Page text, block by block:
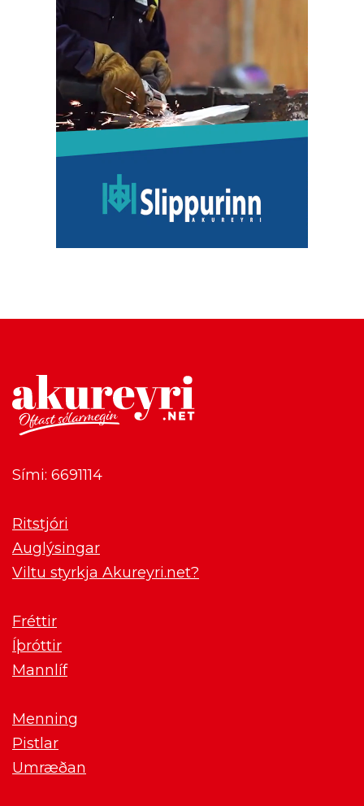
Sími: 6691114
Ritstjóri
Auglýsingar
Viltu styrkja Akureyri.net?
Fréttir
Íþróttir
Mannlíf
Menning
Pistlar
Umræðan